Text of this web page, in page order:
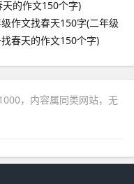
作文找春天150字(二年级
春天的作文150个字)
，内容属同类网站，无